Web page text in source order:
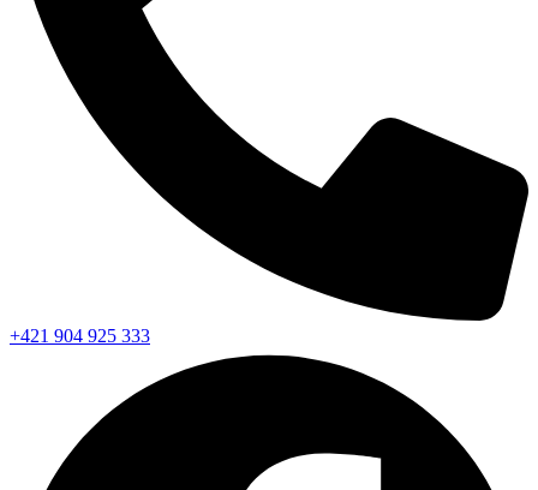
+421 904 925 333